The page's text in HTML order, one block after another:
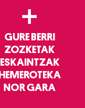
+
GURE BERRI
ZOZKETAK
ESKAINTZAK
HEMEROTEKA
NOR GARA